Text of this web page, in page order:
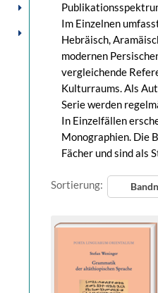
Im Einzelnen
Hebräisch,
modernen
vergleichende
Kulturraums. Als
Serie werden
In Einzelfällen
Monographien. Die
Fächer und sind als
Sortierung: